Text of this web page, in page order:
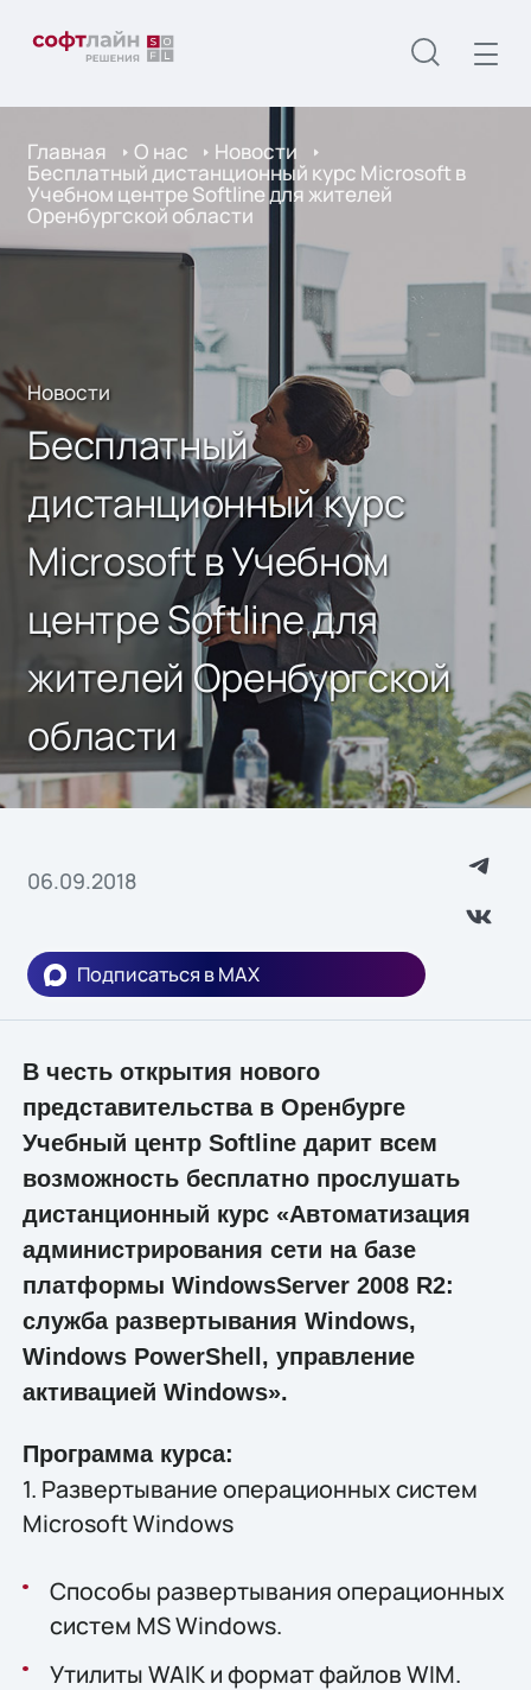
Главная О нас Новости
Бесплатный дистанционный курс Microsoft в
Учебном центре Softline для жителей
Оренбургской области
Новости
Бесплатный
дистанционный курс
Microsoft в Учебном
центре Softline для
жителей Оренбургской
области
06.09.2018
Подписаться в MAX
В честь открытия нового
представительства в Оренбурге
Учебный центр Softline дарит всем
возможность бесплатно прослушать
дистанционный курс «Автоматизация
администрирования сети на базе
платформы WindowsServer 2008 R2:
служба развертывания Windows,
Windows PowerShell, управление
активацией Windows».
Программа курса:
1. Развертывание операционных систем
Microsoft Windows
Способы развертывания операционных
систем MS Windows.
Утилиты WAIK и формат файлов WIM.